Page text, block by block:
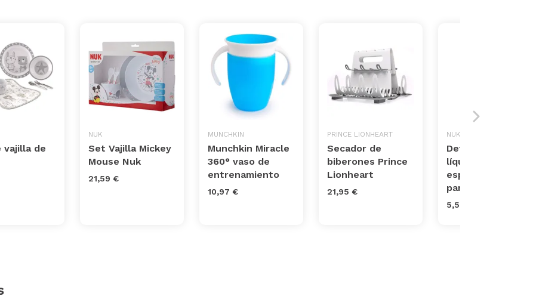
vajilla de
NUK
Set Vajilla Mickey
Mouse Nuk
21,59 €
MUNCHKIN
Munchkin Miracle
360° vaso de
entrenamiento
10,97 €
PRINCE LIONHEART
Secador de
biberones Prince
Lionheart
21,95 €
NUK
Detergente
líquido
especialmente
para biberones
5,58 €